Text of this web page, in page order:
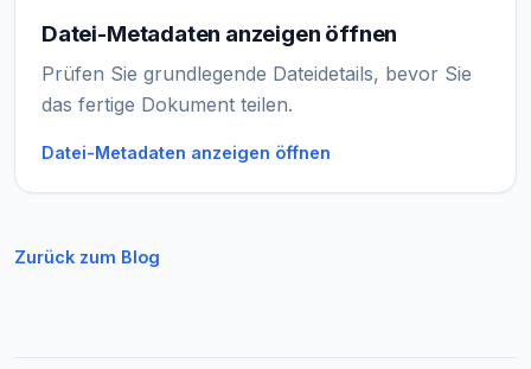
Datei-Metadaten anzeigen öffnen
Prüfen Sie grundlegende Dateidetails, bevor Sie
das fertige Dokument teilen.
Datei-Metadaten anzeigen öffnen
Zurück zum Blog